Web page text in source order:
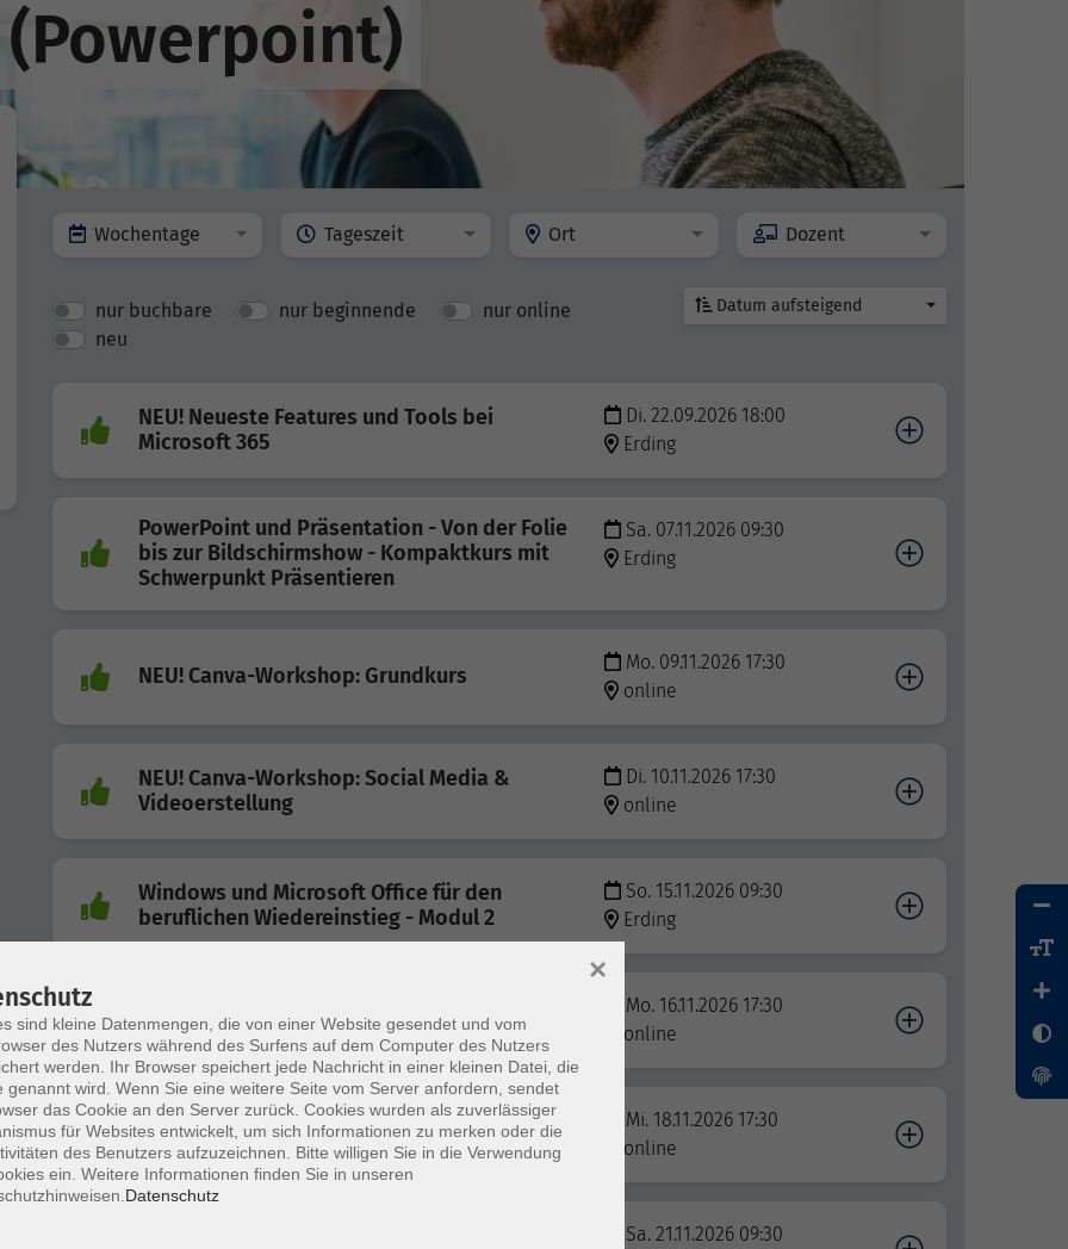
Wochentage Tageszeit Ort Dozent
nur buchbare nur beginnende
nur online
neu
Datum aufsteigend
NEU! Neueste Features und Tools bei
Microsoft 365
Di. 22.09.2026 18:00
Erding
PowerPoint und Präsentation - Von der Folie
bis zur Bildschirmshow - Kompaktkurs mit
Schwerpunkt Präsentieren
Sa. 07.11.2026 09:30
Erding
NEU! Canva-Workshop: Grundkurs
Mo. 09.11.2026 17:30
online
NEU! Canva-Workshop: Social Media &
Videoerstellung
Di. 10.11.2026 17:30
online
Windows und Microsoft Office für den
beruflichen Wiedereinstieg - Modul 2
So. 15.11.2026 09:30
Erding
für Fortgeschrittene
Mo. 16.11.2026 17:30
online
KI trifft PowerPoint: - Künstliche Intelligenz
für Präsentationen
Mi. 18.11.2026 17:30
online
Sa. 21.11.2026 09:30
sind kleine Datenmengen, die von einer Website gesendet und vom
des Nutzers während des Surfens auf dem Computer des Nutzers
werden. Ihr Browser speichert jede Nachricht in einer kleinen Datei, die
genannt wird. Wenn Sie eine weitere Seite vom Server anfordern, sendet
das Cookie an den Server zurück. Cookies wurden als zuverlässiger
für Websites entwickelt, um sich Informationen zu merken oder die
des Benutzers aufzuzeichnen. Bitte willigen Sie in die Verwendung
ein. Weitere Informationen finden Sie in unseren
Datenschutz
×